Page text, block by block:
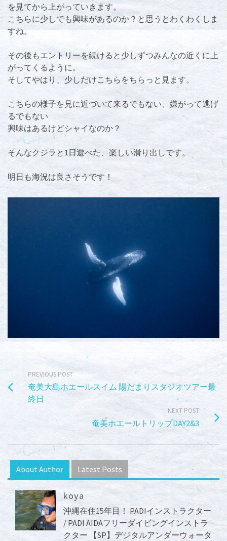
を見てから上がっていきます。
こちらに少しでも興味があるのか？と思うとわくわくしま
すね。
その後もエントリーを続けると少しずつみんなの近くに上
がってくるように。
そしてやはり、少しだけこちらをちらっと見ます。
こちらの様子を見に近づいて来るでもない、嫌がって逃げ
るでもない
興味はあるけどシャイなのか？
そんなクジラと1日遊べた、楽しい滑り出しです。
明日も海況は良さそうです！
PREVIOUS POST
奄美大島ホエールスイム 陽だまりスタジオツアー最
終日
NEXT POST
奄美ホエールトリップDAY2&3
About Author Latest Posts
koya
沖縄在住15年目！ PADIインストラクター
/ PADI AIDAフリーダイビングインストラ
クター 【SP】デジタルアンダーウォータ